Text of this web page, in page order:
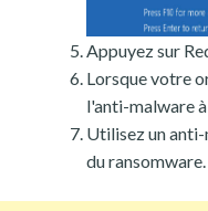
Appuyez sur
Lorsque votre
l'anti-malware
Utilisez un
du ransomware.